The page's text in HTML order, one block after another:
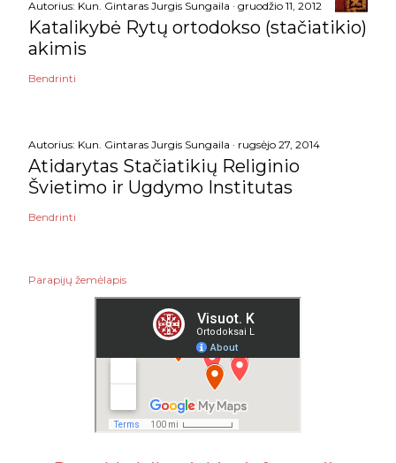
Autorius: Kun. Gintaras Jurgis Sungaila gruodžio 11, 2012
Katalikybė Rytų ortodokso (stačiatikio)
akimis
Bendrinti
Autorius: Kun. Gintaras Jurgis Sungaila rugsėjo 27, 2014
Atidarytas Stačiatikių Religinio
Švietimo ir Ugdymo Institutas
Bendrinti
Parapijų žemėlapis